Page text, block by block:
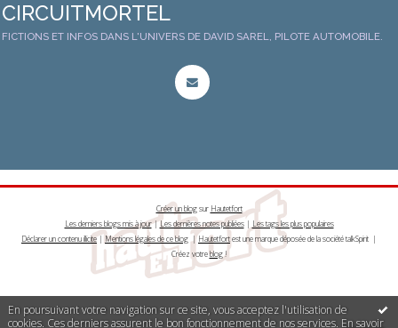
En poursuivant votre navigation sur ce site, vous acceptez l'utilisation de
cookies. Ces derniers assurent le bon fonctionnement de nos services. En savoir
CIRCUITMORTEL
FICTIONS ET INFOS DANS L'UNIVERS DE DAVID SAREL, PILOTE AUTOMOBILE.
Créer un blogsur Hautetfort
Les derniers blogs mis à jour|Les dernières notes publiées| Les tags les plus populaires
Déclarer un contenu illicite| Mentions légales de ce blog |Hautetfortest une marque déposée de la société talkSpirit |
Créez votreblog!